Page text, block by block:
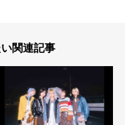
関連記事